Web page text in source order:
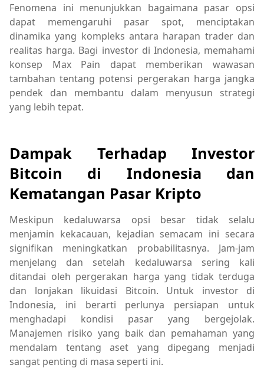
Fenomena ini menunjukkan bagaimana pasar opsi
dapat memengaruhi pasar spot, menciptakan
dinamika yang kompleks antara harapan trader dan
realitas harga. Bagi investor di Indonesia, memahami
konsep Max Pain dapat memberikan wawasan
tambahan tentang potensi pergerakan harga jangka
pendek dan membantu dalam menyusun strategi
yang lebih tepat.
Dampak Terhadap Investor
Bitcoin di Indonesia dan
Kematangan Pasar Kripto
Meskipun kedaluwarsa opsi besar tidak selalu
menjamin kekacauan, kejadian semacam ini secara
signifikan meningkatkan probabilitasnya. Jam-jam
menjelang dan setelah kedaluwarsa sering kali
ditandai oleh pergerakan harga yang tidak terduga
dan lonjakan likuidasi Bitcoin. Untuk investor di
Indonesia, ini berarti perlunya persiapan untuk
menghadapi kondisi pasar yang bergejolak.
Manajemen risiko yang baik dan pemahaman yang
mendalam tentang aset yang dipegang menjadi
sangat penting di masa seperti ini.